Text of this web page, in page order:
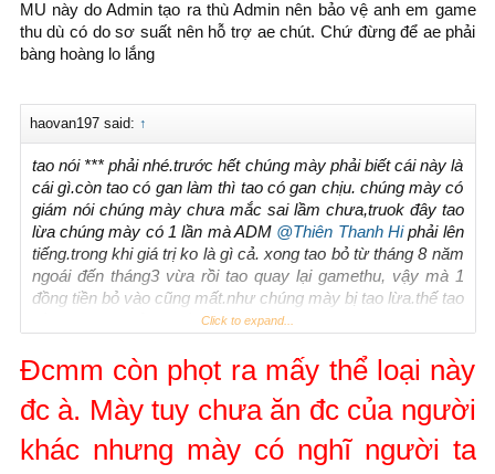
MU này do Admin tạo ra thù Admin nên bảo vệ anh em game
thu dù có do sơ suất nên hỗ trợ ae chút. Chứ đừng để ae phải
bàng hoàng lo lắng
haovan197 said: ↑
tao nói *** phải nhé.trước hết chúng mày phải biết cái này là
cái gì.còn tao có gan làm thì tao có gan chịu. chúng mày có
giám nói chúng mày chưa mắc sai lầm chưa,truok đây tao
lừa chúng mày có 1 lần mà ADM @Thiên Thanh Hiphải lên
tiếng.trong khi giá trị ko là gì cả. xong tao bỏ từ tháng 8 năm
ngoái đến tháng3 vừa rồi tao quay lại gamethu, vậy mà 1
đồng tiền bỏ vào cũng mất.như chúng mày bị tao lừa.thế tao
tố cáo thì ai giải quyết cho tao.vì tao đã dính 1 vụ ld mang
tao.nhưng ADM ko thèm quan tâm đến lời nói của tao.tao
cũng là 1 thành viên như trúng mày.vì những thằng như
chúng mày mà tao phải trở thành thế này. cả người có 2tr
lấy tiền đi lại qua viện với người nhà tao vậy mà mua dc cái
nick cả đồ và nick bán dc tổng 37k bạc.đùng 1 cái nó quay
Click to expand...
Đcmm còn phọt ra mấy thể loại này
đc à. Mày tuy chưa ăn đc của người
khác nhưng mày có nghĩ người ta